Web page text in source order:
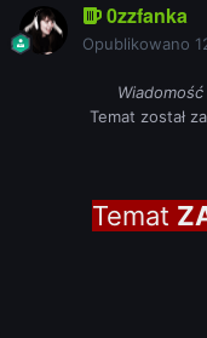
0zzfanka
Opublikowano
Temat został
Temat